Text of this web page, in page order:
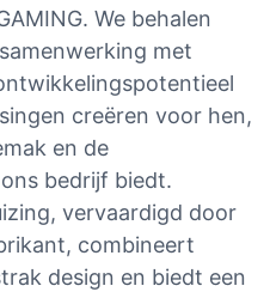
We behalen
met
creëren voor hen,
en de
bedrijf biedt.
vervaardigd door
combineert
design en biedt een